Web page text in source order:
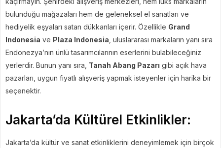
bulunduğu mağazaları hem de geleneksel el sanatları ve
hediyelik eşyaları satan dükkanları içerir. Özellikle Grand
Indonesia ve Plaza Indonesia , uluslararası markaların yanı sıra
Endonezya’nın ünlü tasarımcılarının eserlerini bulabileceğiniz
yerlerdir. Bunun yanı sıra, Tanah Abang Pazarı gibi açık hava
pazarları, uygun fiyatlı alışveriş yapmak isteyenler için harika bir
seçenektir.
Jakarta’da Kültürel Etkinlikler:
Jakarta’da kültür ve sanat etkinliklerini deneyimlemek için birçok